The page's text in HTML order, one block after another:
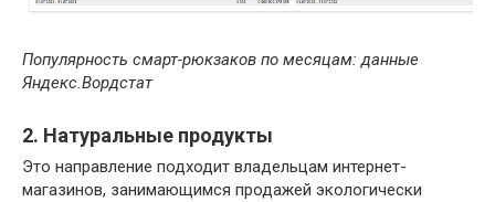
Популярность смарт-рюкзаков по месяцам: данные
Яндекс.Вордстат
2. Натуральные продукты
Это направление подходит владельцам интернет-
магазинов, занимающимся продажей экологически